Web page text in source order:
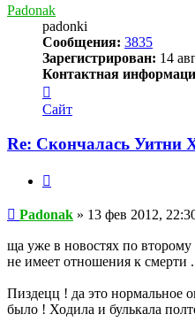
Padonak
padonki
Сообщения: 3835
Зарегистрирован: 14
Контактная
информация
пользователя
Сайт
Re: Скончалась Уитни
Сообщение
Padonak » 13 фев 2012,
ща уже в новостях по второму
не имеет отношения к смерти
Пиздецц ! да это нормальное
было ! Ходила и булькала